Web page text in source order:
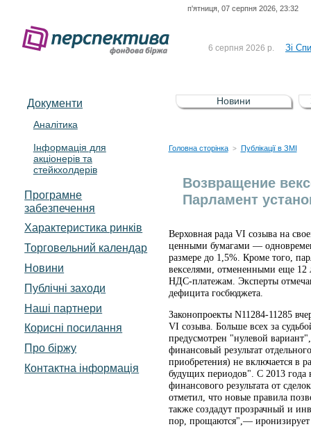
п'ятниця, 07 серпня 2026, 23:32
6 серпня 2026 р. Зі
5 серпня 2026 р.
Зі
UA4000232607)
4 серпня 2026 р.
До
Документи
Аналітика
Інформація для
акціонерів та
стейкхолдерів
Програмне
забезпечення
Характеристика pинків
Торговельний календар
Новини
Публічні заходи
Наші партнери
Корисні посилання
Про біржу
Контактна інформація
Новини
Головна сторінка > Публікації в ЗМІ
Возвращение
Парламент
Верховная рада VI созыва на
ценными бумагами —
размере до 1,5%. Кроме того,
векселями, отмененными еще 12
НДС-платежам. Эксперты
дефицита госбюджета.
Законопроекты N11284-11285
VI созыва. Больше всех за
предусмотрен "нулевой
финансовый результат
приобретения) не включается в
будущих периодов". С 2013 года
финансового результата от
отметил, что новые правила
также создадут прозрачный и
пор, прощаются",—